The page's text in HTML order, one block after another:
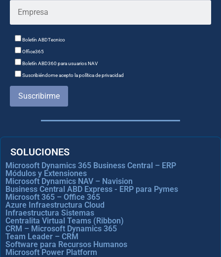
Boletín ABDTecnico
Office365
Boletín ABD360 para usuarios NAV
Suscribiéndome acepto la política de privacidad
Suscribirme
SOLUCIONES
Microsoft Dynamics 365 Business Central – ERP
Módulos y Extensiones
Microsoft Dynamics NAV – Navision
Business Central ABD Express - ERP para Pymes
Microsoft 365 – Office 365
Azure Infraestructura Cloud
Infraestructura Sistemas
Centralita Virtual Teams (Ribbon)
CRM – Microsoft Dynamics 365
Team Leader – CRM
Software para Recursos Humanos
Microsoft Power Platform